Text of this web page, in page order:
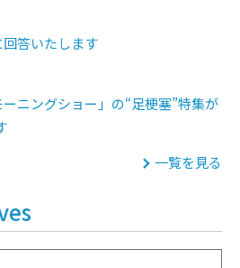
答いたします
ニングショー」の“足梗塞”特集が
一覧を見る